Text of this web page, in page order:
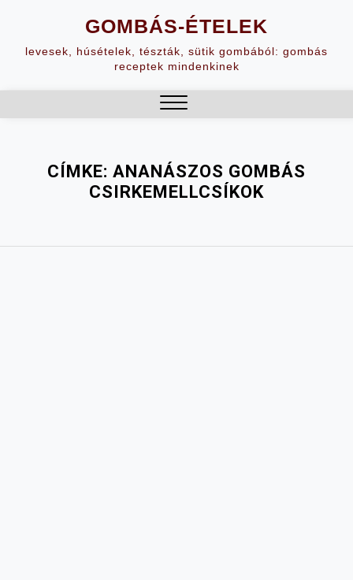
content
GOMBÁS-ÉTELEK
levesek, húsételek, tészták, sütik gombából: gombás
receptek mindenkinek
CÍMKE: ANANÁSZOS GOMBÁS
CSIRKEMELLCSÍKOK